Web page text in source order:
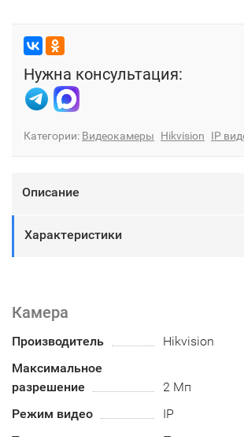
Нужна консультация:
Категории: Видеокамеры Hikvision IP
Описание
Характеристики
Камера
Производитель
Hikvision
Максимальное
разрешение
2 Мп
Режим видео
IP